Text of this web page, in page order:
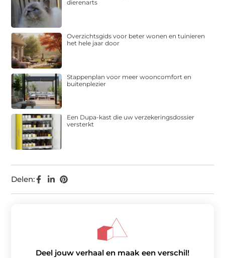
Delen:
dierenarts
Overzichtsgids voor beter wonen en tuinieren
het hele jaar door
Stappenplan voor meer wooncomfort en
buitenplezier
Een Dupa-kast die uw verzekeringsdossier
versterkt
Deel jouw verhaal en maak een verschil!